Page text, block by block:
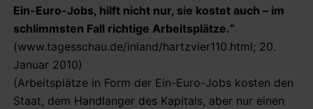
Ein-Euro-Jobs, hilft nicht nur, sie kostet auch – im
schlimmsten Fall richtige Arbeitsplätze.“
(www.tagesschau.de/inland/hartzvier110.html; 20.
Januar 2010)
(Arbeitsplätze in Form der Ein-Euro-Jobs kosten den
Staat, dem Handlanger des Kapitals, aber nur einen